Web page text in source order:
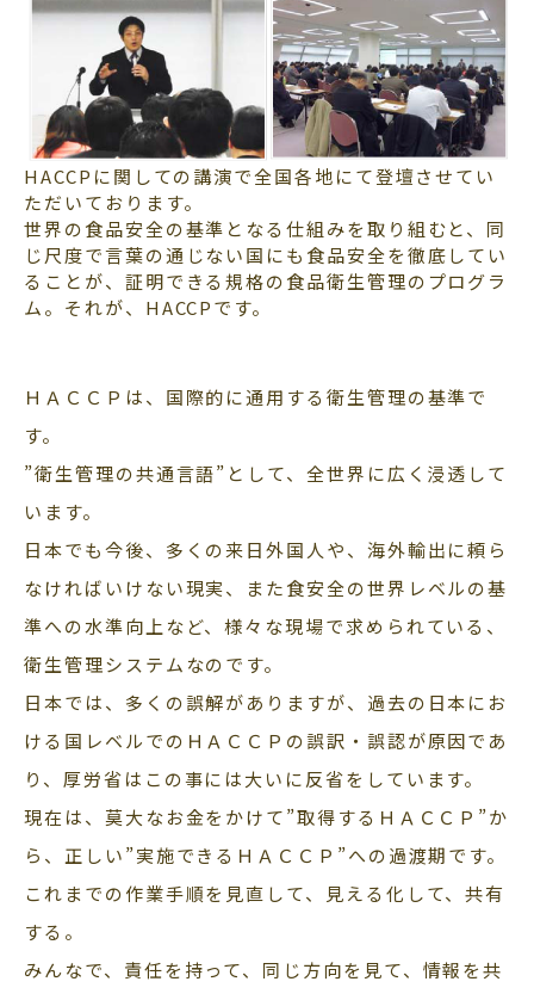
HACCPに関しての講演で全国各地にて登壇させてい
ただいております。
世界の食品安全の基準となる仕組みを取り組むと、同
じ尺度で言葉の通じない国にも食品安全を徹底してい
ることが、証明できる規格の食品衛生管理のプログラ
ム。それが、HACCPです。
ＨＡＣＣＰは、国際的に通用する衛生管理の基準で
す。
”衛生管理の共通言語”として、全世界に広く浸透して
います。
日本でも今後、多くの来日外国人や、海外輸出に頼ら
なければいけない現実、また食安全の世界レベルの基
準への水準向上など、様々な現場で求められている、
衛生管理システムなのです。
日本では、多くの誤解がありますが、過去の日本にお
ける国レベルでのＨＡＣＣＰの誤訳・誤認が原因であ
り、厚労省はこの事には大いに反省をしています。
現在は、莫大なお金をかけて”取得するＨＡＣＣＰ”か
ら、正しい”実施できるＨＡＣＣＰ”への過渡期です。
これまでの作業手順を見直して、見える化して、共有
する。
みんなで、責任を持って、同じ方向を見て、情報を共